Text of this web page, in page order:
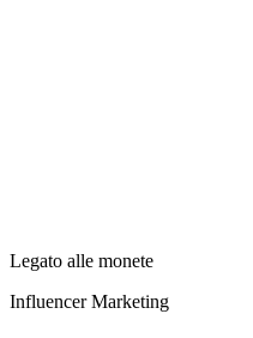
Legato alle monete
Influencer Marketing